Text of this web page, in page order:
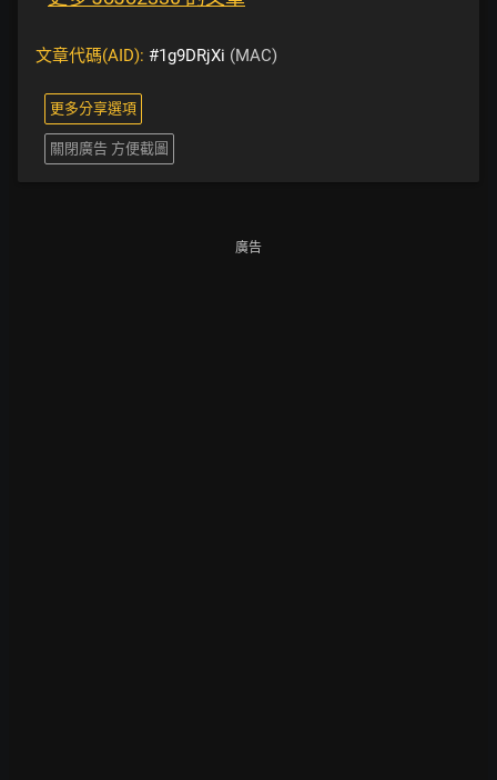
文章代碼(AID): #1g9DRjXi (MAC)
更多分享選項
關閉廣告 方便截圖
廣告